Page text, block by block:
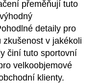
přeměňují tuto
detaily pro
v jakékoli
činí tuto sportovní
velkoobjemové
klienty.